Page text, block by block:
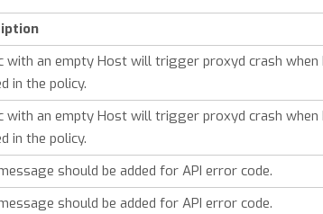
with an empty Host will trigger proxyd crash when
in the policy.
with an empty Host will trigger proxyd crash when
in the policy.
should be added for API error code.
should be added for API error code.